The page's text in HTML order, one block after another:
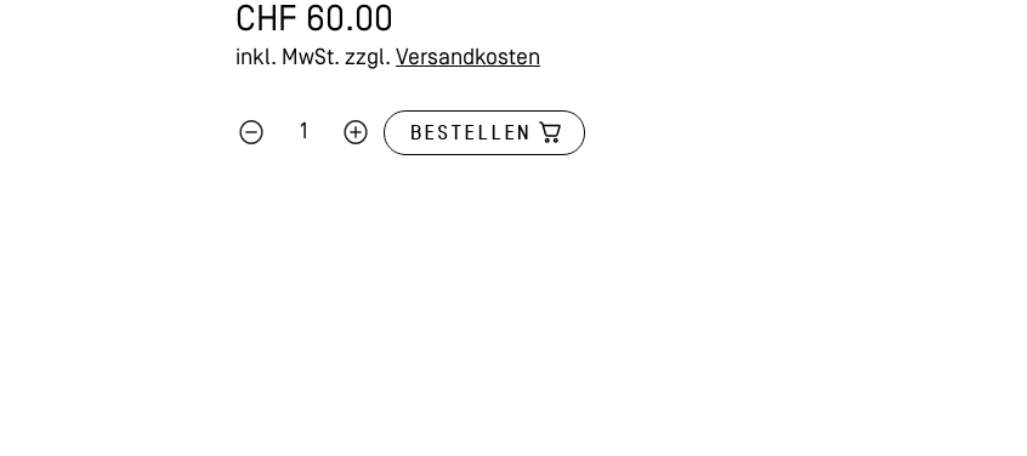
CHF 60.00
inkl. MwSt. zzgl. Versandkosten
BESTELLEN